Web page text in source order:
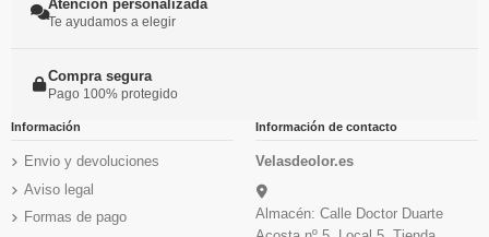
Atención personalizada
Te ayudamos a elegir
Compra segura
Pago 100% protegido
Información
Envio y devoluciones
Aviso legal
Formas de pago
Información de contacto
Velasdeolor.es
Almacén: Calle Doctor Duarte